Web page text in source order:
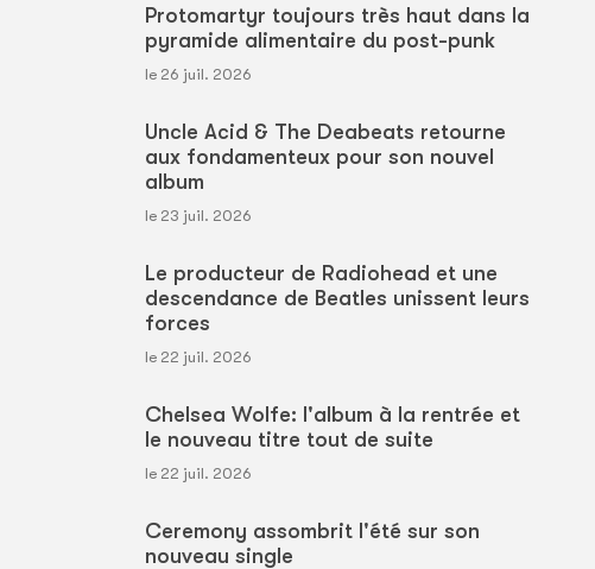
Protomartyr toujours très haut dans la
pyramide alimentaire du post-punk
le 26 juil. 2026
Uncle Acid & The Deabeats retourne
aux fondamenteux pour son nouvel
album
le 23 juil. 2026
Le producteur de Radiohead et une
descendance de Beatles unissent leurs
forces
le 22 juil. 2026
Chelsea Wolfe: l'album à la rentrée et
le nouveau titre tout de suite
le 22 juil. 2026
Ceremony assombrit l'été sur son
nouveau single